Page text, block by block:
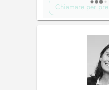
Chiamare per